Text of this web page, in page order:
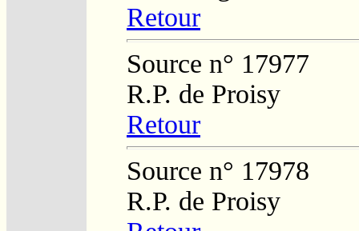
Retour
Source n° 17977
R.P. de Proisy
Retour
Source n° 17978
R.P. de Proisy